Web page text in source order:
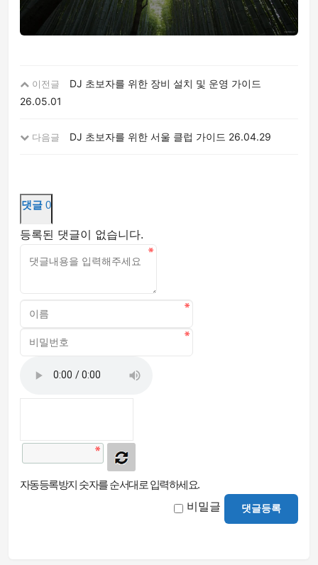
이전글
DJ 초보자를 위한 장비 설치 및 운영 가이드
26.05.01
다음글 DJ 초보자를 위한 서울 클럽 가이드 26.04.29
댓글 0
등록된 댓글이 없습니다.
자동등록방지 숫자를 순서대로 입력하세요.
비밀글 댓글등록